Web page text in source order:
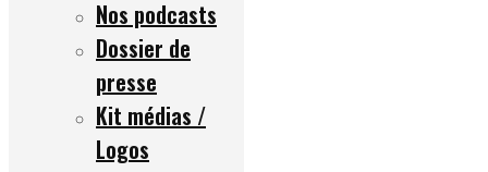
Nos podcasts
Dossier de
presse
Kit médias /
Logos